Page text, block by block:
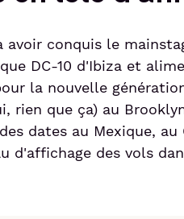
conquis le
DC-10 d'Ibiza et
la nouvelle
rien que ça) au
dates au Mexique, au
d'affichage des vols